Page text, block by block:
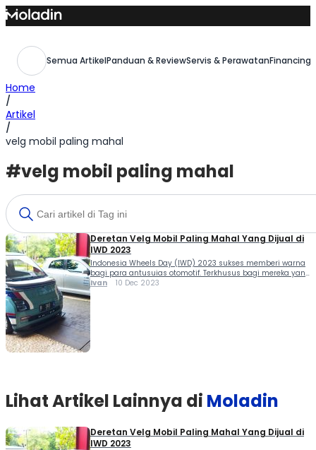
Skip
to
Semua ArtikelPanduan & ReviewServis & Perawatan
Home
/
Artikel
/
velg mobil paling mahal
#velg mobil paling mahal
Deretan Velg Mobil Paling Mahal Yang Dijual di
IWD 2023
Indonesia Wheels Day (IWD) 2023 sukses memberi warna
bagi para antusuias otomotif. Terkhusus bagi mereka yang
mengincar velg mobil paling mahal yang dihadirkan oleh
Ivan 10 Dec 2023
Lihat Artikel Lainnya di Moladin
Deretan Velg Mobil Paling Mahal Yang Dijual di
IWD 2023